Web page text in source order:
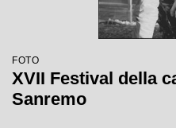
FOTO
XVII Festival della
Sanremo